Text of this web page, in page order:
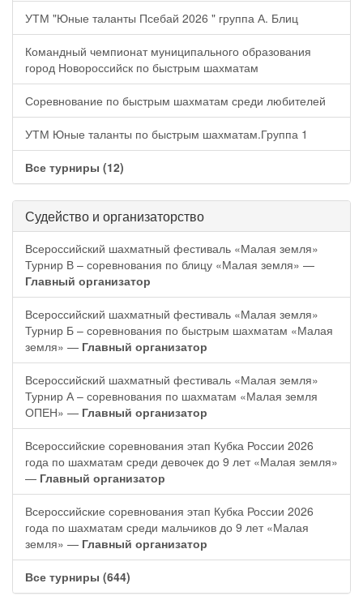
УТМ "Юные таланты Псебай 2026 " группа А. Блиц
Командный чемпионат муниципального образования
город Новороссийск по быстрым шахматам
Соревнование по быстрым шахматам среди любителей
УТМ Юные таланты по быстрым шахматам.Группа 1
Все турниры (12)
Судейство и организаторство
Всероссийский шахматный фестиваль «Малая земля»
Турнир В – соревнования по блицу «Малая земля» —
Главный организатор
Всероссийский шахматный фестиваль «Малая земля»
Турнир Б – соревнования по быстрым шахматам «Малая
земля» — Главный организатор
Всероссийский шахматный фестиваль «Малая земля»
Турнир А – соревнования по шахматам «Малая земля
ОПЕН» — Главный организатор
Всероссийские соревнования этап Кубка России 2026
года по шахматам среди девочек до 9 лет «Малая земля»
— Главный организатор
Всероссийские соревнования этап Кубка России 2026
года по шахматам среди мальчиков до 9 лет «Малая
земля» — Главный организатор
Все турниры (644)